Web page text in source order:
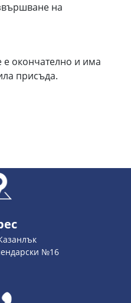
на
окончателно и има
присъда.
№16